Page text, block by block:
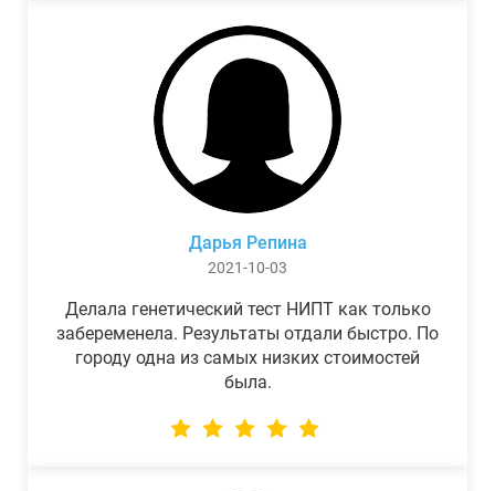
Дарья Репина
2021-10-03
Делала генетический тест НИПТ как только
забеременела. Результаты отдали быстро. По
городу одна из самых низких стоимостей
была.